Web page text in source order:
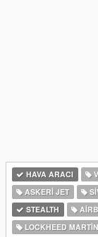
HAVA ARACI
ASKERI JET
STEALTH
LOCKHEED MARTIN